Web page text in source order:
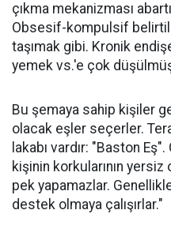
çıkma mekanizması
Obsesif-kompulsif
taşımak gibi. Kronik
yemek vs.'e çok
Bu şemaya sahip kişiler
olacak eşler seçerler.
lakabı vardır: "Baston
kişinin korkularının
pek yapamazlar.
destek olmaya çalışırlar."